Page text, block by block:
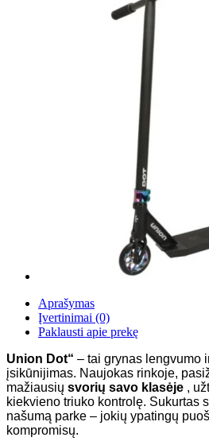
Aprašymas
Įvertinimai (0)
Paklausti apie prekę
Union Dot“ – tai grynas lengvumo
įsikūnijimas. Naujokas rinkoje,
mažiausių svorių savo klasėje ,
kiekvieno triuko kontrolę. Sukurtas
našumą parke – jokių ypatingų
kompromisų.